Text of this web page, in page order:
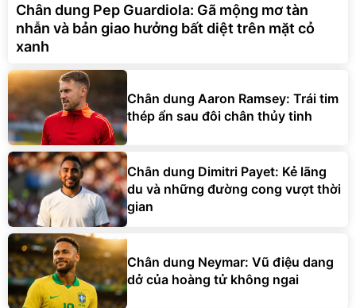
Chân dung Pep Guardiola: Gã mộng mơ tàn
nhẫn và bản giao hưởng bất diệt trên mặt cỏ
xanh
Chân dung Aaron Ramsey: Trái tim
thép ẩn sau đôi chân thủy tinh
Chân dung Dimitri Payet: Kẻ lãng
du và những đường cong vượt thời
gian
Chân dung Neymar: Vũ điệu dang
dở của hoàng tử không ngai